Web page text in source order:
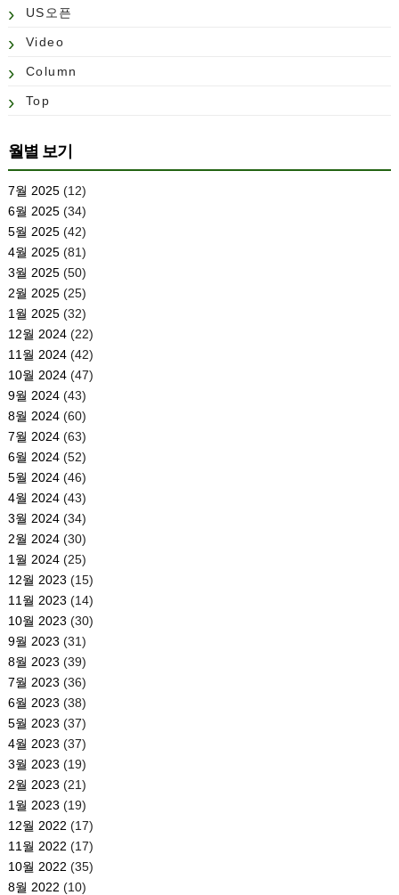
US오픈
Video
Column
Top
월별 보기
7월 2025(12)
6월 2025(34)
5월 2025(42)
4월 2025(81)
3월 2025(50)
2월 2025(25)
1월 2025(32)
12월 2024(22)
11월 2024(42)
10월 2024(47)
9월 2024(43)
8월 2024(60)
7월 2024(63)
6월 2024(52)
5월 2024(46)
4월 2024(43)
3월 2024(34)
2월 2024(30)
1월 2024(25)
12월 2023 (15)
11월 2023 (14)
10월 2023 (30)
9월 2023 (31)
8월 2023 (39)
7월 2023 (36)
6월 2023 (38)
5월 2023 (37)
4월 2023 (37)
3월 2023 (19)
2월 2023 (21)
1월 2023 (19)
12월 2022 (17)
11월 2022 (17)
10월 2022 (35)
8월 2022 (10)